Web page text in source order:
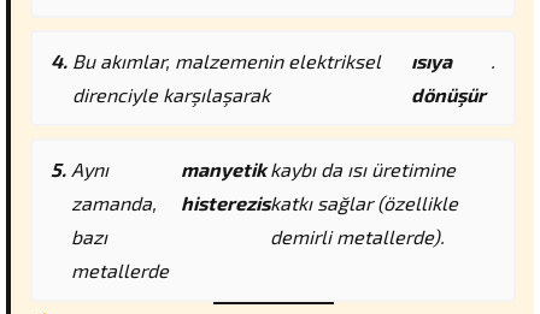
Bu akımlar, malzemenin elektriksel
direnciyle karşılaşarak
ısıya
dönüşür
.
Aynı
zamanda,
bazı
metallerde
manyetik
histerezis
kaybı da ısı üretimine
katkı sağlar (özellikle
demirli metallerde).